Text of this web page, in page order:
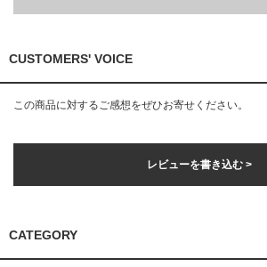
CUSTOMERS' VOICE
この商品に対するご感想をぜひお寄せください。
レビューを書き込む >
CATEGORY